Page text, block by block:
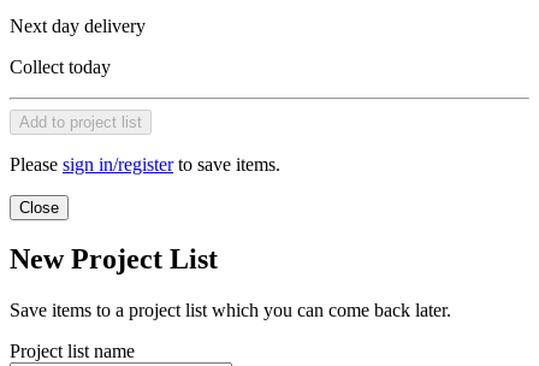
Next day delivery
Collect today
Add to project list
Please sign in/registerto save items.
Close
New Project List
Save items to a project list which you can come back later.
Project list name